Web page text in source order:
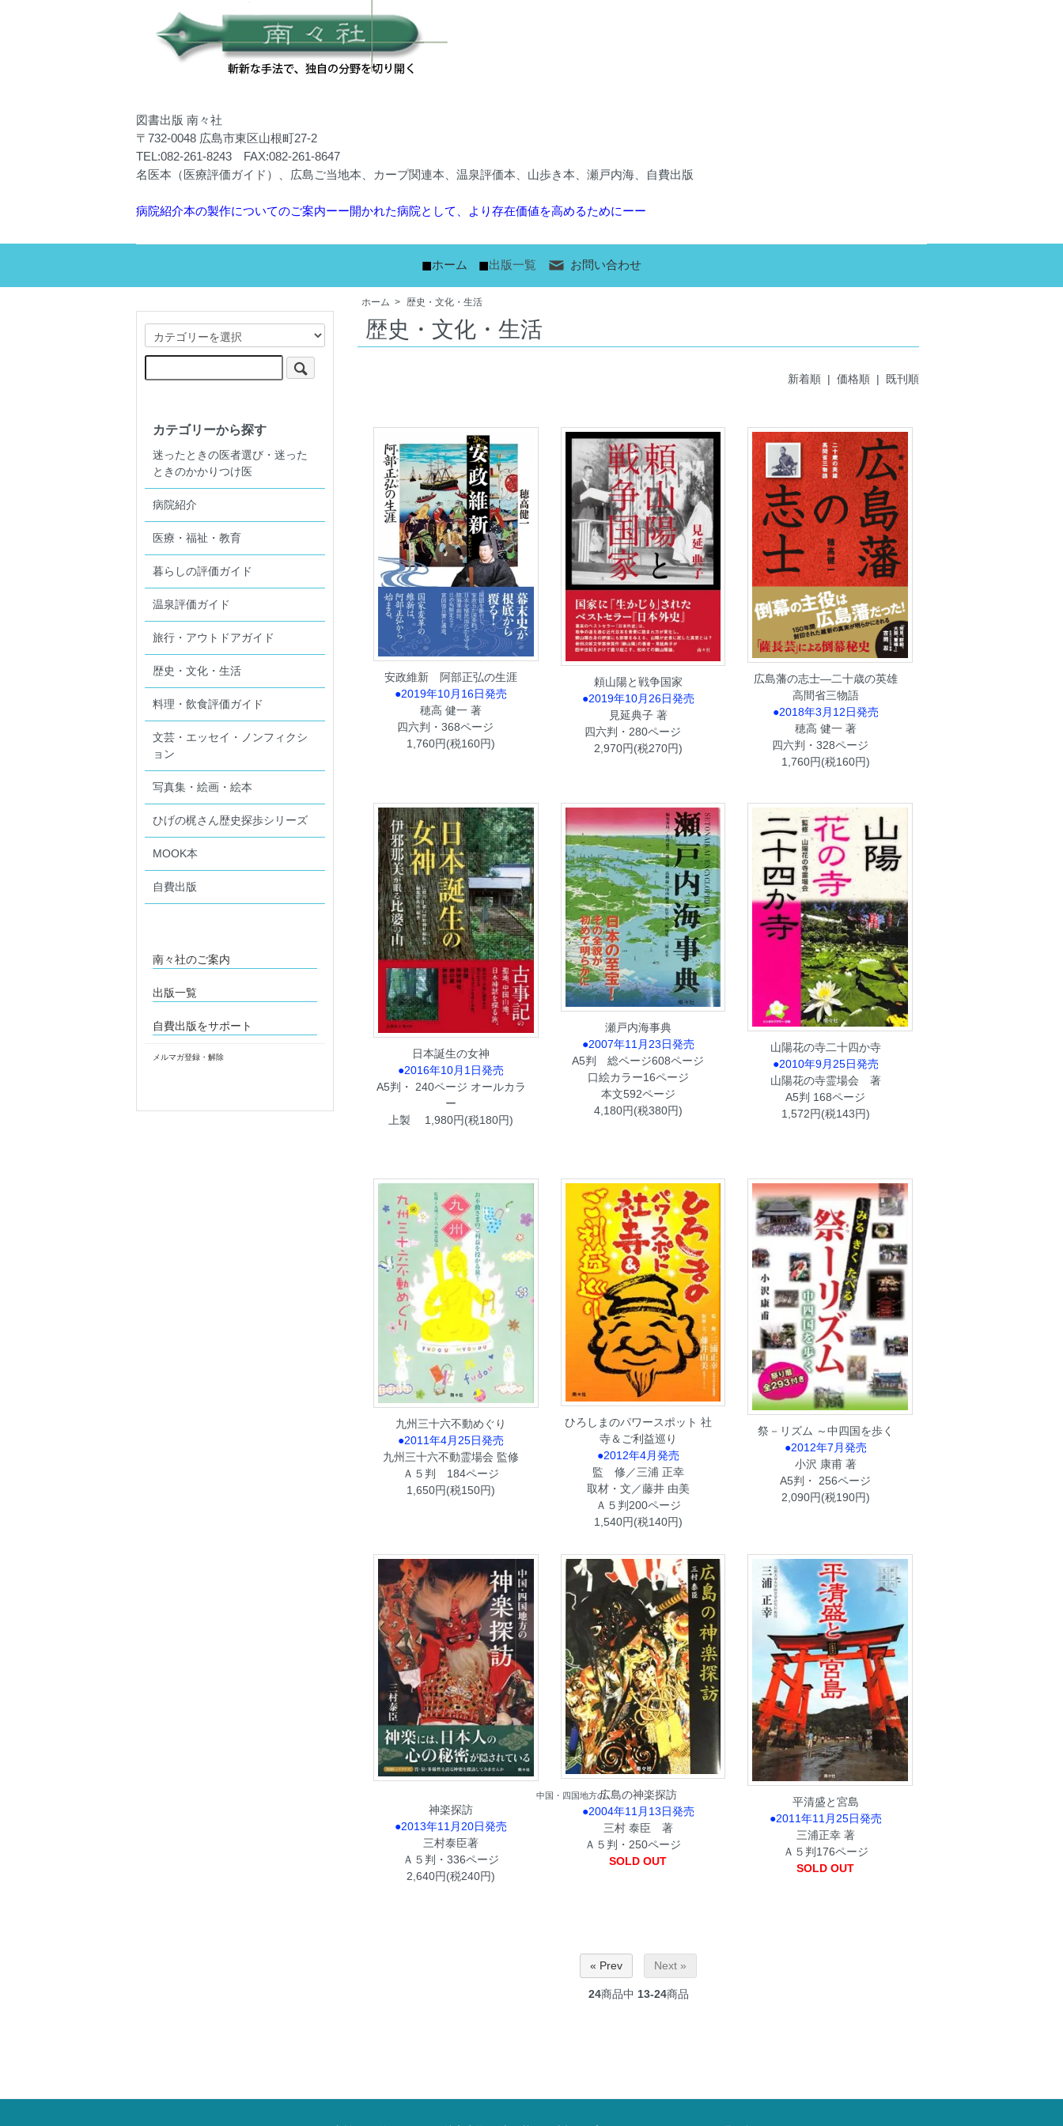
図書出版 南々社
〒732-0048 広島市東区山根町27-2
TEL:082-261-8243 FAX:082-261-8647
名医本（医療評価ガイド）、広島ご当地本、カープ関連本、温泉評価本、山歩き本、瀬戸内海、自費出版
病院紹介本の製作についてのご案内ーー開かれた病院として、より存在価値を高めるためにーー
■ホーム ■出版一覧 お問い合わせ
ホーム > 歴史・文化・生活
歴史・文化・生活
新着順 | 価格順 | 既刊順
安政維新 阿部正弘の生涯
●2019年10月16日発売
穂高 健一 著
四六判・368ページ
1,760円(税160円)
頼山陽と戦争国家
●2019年10月26日発売
見延典子 著
四六判・280ページ
2,970円(税270円)
広島藩の志士―二十歳の英雄
高間省三物語
●2018年3月12日発売
穂高 健一 著
四六判・328ページ
1,760円(税160円)
日本誕生の女神
●2016年10月1日発売
A5判・ 240ページ オールカラ
ー
上製 1,980円(税180円)
瀬戸内海事典
●2007年11月23日発売
A5判 総ページ608ページ
口絵カラー16ページ
本文592ページ
4,180円(税380円)
山陽花の寺二十四か寺
●2010年9月25日発売
山陽花の寺霊場会 著
A5判 168ページ
1,572円(税143円)
九州三十六不動めぐり
●2011年4月25日発売
九州三十六不動霊場会 監修
Ａ５判 184ページ
1,650円(税150円)
ひろしまのパワースポット 社
寺＆ご利益巡り
●2012年4月発売
監 修／三浦 正幸
取材・文／藤井 由美
Ａ５判200ページ
1,540円(税140円)
祭－リズム ～中四国を歩く
●2012年7月発売
小沢 康甫 著
A5判・ 256ページ
2,090円(税190円)
中国・四国地方の
神楽探訪
●2013年11月20日発売
三村泰臣著
Ａ５判・336ページ
2,640円(税240円)
広島の神楽探訪
●2004年11月13日発売
三村 泰臣 著
Ａ５判・250ページ
SOLD OUT
平清盛と宮島
●2011年11月25日発売
三浦正幸 著
Ａ５判176ページ
SOLD OUT
« Prev Next »
24商品中 13-24商品
カテゴリーから探す
迷ったときの医者選び・迷った
ときのかかりつけ医
病院紹介
医療・福祉・教育
暮らしの評価ガイド
温泉評価ガイド
旅行・アウトドアガイド
歴史・文化・生活
料理・飲食評価ガイド
文芸・エッセイ・ノンフィクシ
ョン
写真集・絵画・絵本
ひげの梶さん歴史探歩シリーズ
MOOK本
自費出版
南々社のご案内
出版一覧
自費出版をサポート
メルマガ登録・解除